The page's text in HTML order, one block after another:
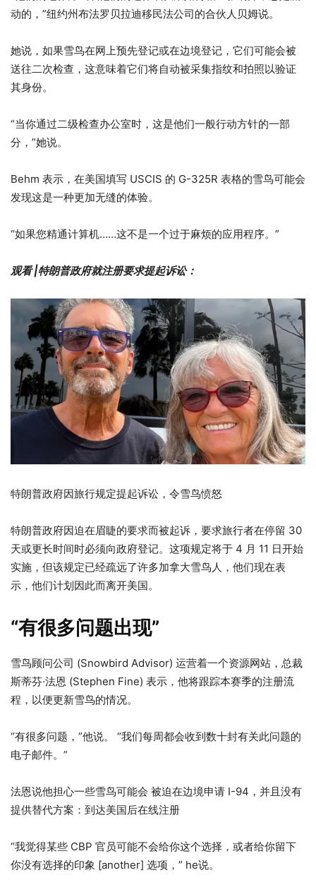
动的，”纽约州布法罗贝拉迪移民法公司的合伙人贝姆说。
她说，如果雪鸟在网上预先登记或在边境登记，它们可能会被
送往二次检查，这意味着它们将自动被采集指纹和拍照以验证
其身份。
“当你通过二级检查办公室时，这是他们一般行动方针的一部
分，”她说。
Behm 表示，在美国填写 USCIS 的 G-325R 表格的雪鸟可能会
发现这是一种更加无缝的体验。
“如果您精通计算机……这不是一个过于麻烦的应用程序。”
观看 |特朗普政府就注册要求提起诉讼：
特朗普政府因旅行规定提起诉讼，令雪鸟愤怒
特朗普政府因迫在眉睫的要求而被起诉，要求旅行者在停留 30
天或更长时间时必须向政府登记。这项规定将于 4 月 11 日开始
实施，但该规定已经疏远了许多加拿大雪鸟人，他们现在表
示，他们计划因此而离开美国。
“有很多问题出现”
雪鸟顾问公司 (Snowbird Advisor) 运营着一个资源网站，总裁
斯蒂芬·法恩 (Stephen Fine) 表示，他将跟踪本赛季的注册流
程，以便更新雪鸟的情况。
“有很多问题，”他说。 “我们每周都会收到数十封有关此问题的
电子邮件。”
法恩说他担心一些雪鸟可能会 被迫在边境申请 I-94，并且没有
提供替代方案：到达美国后在线注册
“我觉得某些 CBP 官员可能不会给你这个选择，或者给你留下
你没有选择的印象 [another] 选项，” he说。